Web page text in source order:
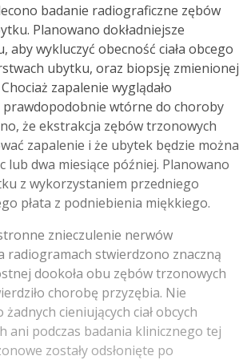
badanie radiograficzne zębów
Planowano dokładniejsze
aby wykluczyć obecność ciała obcego
ubytku, oraz biopsję zmienionej
zapalenie wyglądało
prawdopodobnie wtórne do choroby
że ekstrakcja zębów trzonowych
zapalenie i że ubytek będzie można
lub dwa miesiące później. Planowano
z wykorzystaniem przedniego
płata z podniebienia miękkiego.
znieczulenie nerwów
radiogramach stwierdzono znaczną
dookoła obu zębów trzonowych
chorobę przyzębia. Nie
cieniujących ciał obcych
ani podczas badania klinicznego tej
zostały odsłonięte po